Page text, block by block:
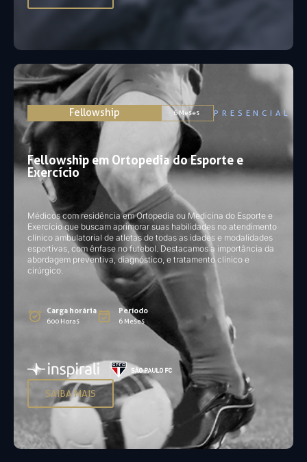
Fellowship em Ortopedia do Esporte e
Exercício
Médicos com residência em Ortopedia ou Medicina do Esporte e
Exercício que buscam aprimorar suas habilidades no atendimento
clínico ambulatorial de atletas de todas as idades e modalidades
esportivas, com ênfase no futebol. Destacamos a importância da
abordagem preventiva, diagnóstico, e tratamento clínico e
cirúrgico.
Carga horária
600 Horas
Período
6 Meses
Fellowship 6 Meses PRESENCIAL
SAIBA MAIS